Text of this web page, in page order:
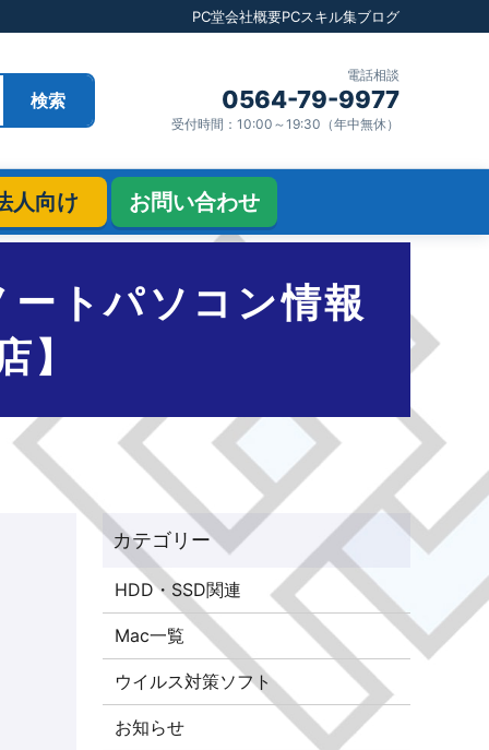
PC堂会社概要PCスキル集ブログ
検索
電話相談
0564-79-9977
受付時間：10:00～19:30（年中無休）
人向け お問い合わせ
トパソコン情報
】
HDD・SSD関連
Mac一覧
ウイルス対策ソフト
お知らせ